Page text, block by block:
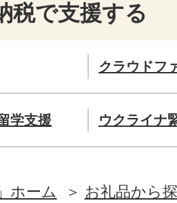
税で支援する
クラウドフ
学支援 ウクライナ
ホーム
お礼品から